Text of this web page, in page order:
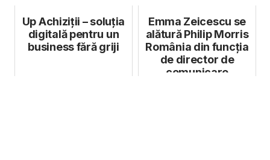
Up Achiziții – soluția
digitală pentru un
business fără griji
Emma Zeicescu se
alătură Philip Morris
România din funcția
de director de
comunicare